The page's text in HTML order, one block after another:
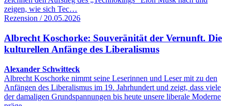
zeigen, wie sich Tec…
Rezension / 20.05.2026
Albrecht Koschorke: Souveränität der Vernunft. Die
kulturellen Anfänge des Liberalismus
Alexander Schwitteck
Albrecht Koschorke nimmt seine Leserinnen und Leser mit zu den
Anfängen des Liberalismus im 19. Jahrhundert und zeigt, dass viele
der damaligen Grundspannungen bis heute unsere liberale Moderne